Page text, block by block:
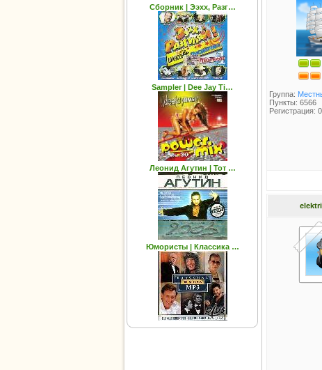
Сборник | Ээхх, Разг…
Sampler | Dee Jay Ti…
Леонид Агутин | Тот …
Юмористы | Классика …
Группа:
Пункты: 6566
Регистрация: